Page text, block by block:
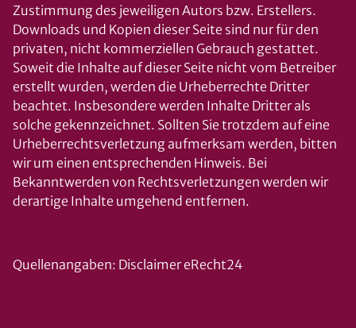
Zustimmung des jeweiligen Autors bzw. Erstellers.
Downloads und Kopien dieser Seite sind nur für den
privaten, nicht kommerziellen Gebrauch gestattet.
Soweit die Inhalte auf dieser Seite nicht vom Betreiber
erstellt wurden, werden die Urheberrechte Dritter
beachtet. Insbesondere werden Inhalte Dritter als
solche gekennzeichnet. Sollten Sie trotzdem auf eine
Urheberrechtsverletzung aufmerksam werden, bitten
wir um einen entsprechenden Hinweis. Bei
Bekanntwerden von Rechtsverletzungen werden wir
derartige Inhalte umgehend entfernen.
Quellenangaben: Disclaimer eRecht24